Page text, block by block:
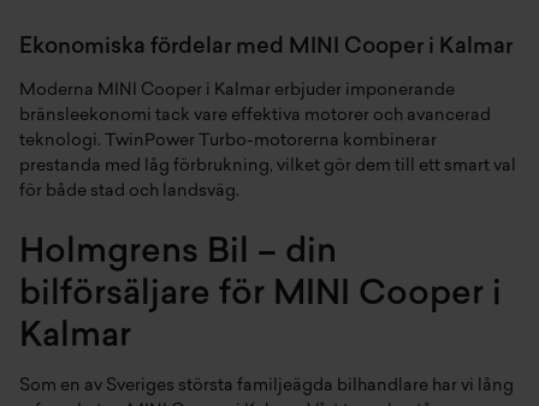
Ekonomiska fördelar med MINI Cooper i Kalmar
Moderna MINI Cooper i Kalmar erbjuder imponerande
bränsleekonomi tack vare effektiva motorer och avancerad
teknologi. TwinPower Turbo-motorerna kombinerar
prestanda med låg förbrukning, vilket gör dem till ett smart val
för både stad och landsväg.
Holmgrens Bil – din
bilförsäljare för MINI Cooper i
Kalmar
Som en av Sveriges största familjeägda bilhandlare har vi lång